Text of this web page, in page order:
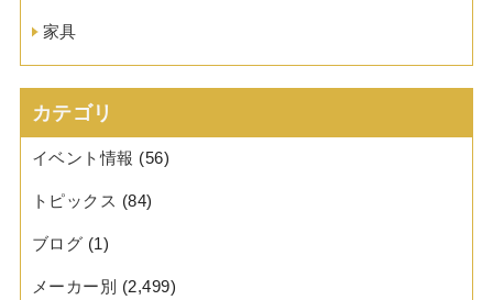
家具
カテゴリ
イベント情報 (56)
トピックス (84)
ブログ (1)
メーカー別 (2,499)